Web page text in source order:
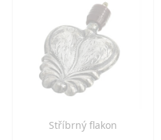
Stříbrný flakon